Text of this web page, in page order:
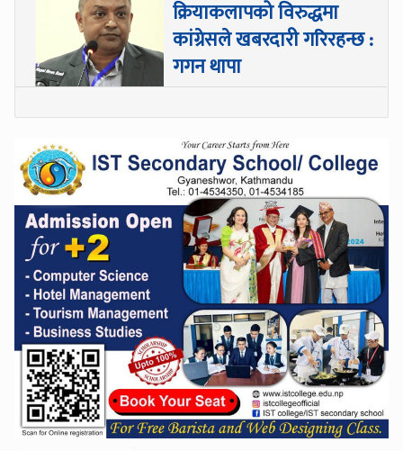
क्रियाकलापको विरुद्धमा
कांग्रेसले खबरदारी गरिरहन्छ :
गगन थापा